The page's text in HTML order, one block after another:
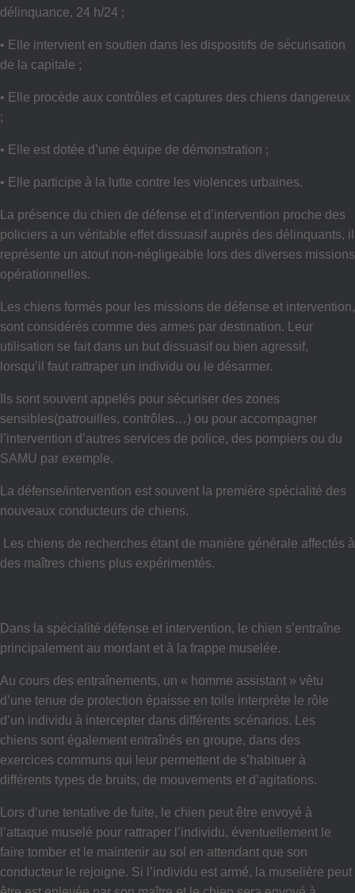
délinquance, 24 h/24 ;
• Elle intervient en soutien dans les dispositifs de sécurisation
de la capitale ;
• Elle procède aux contrôles et captures des chiens dangereux
;
• Elle est dotée d’une équipe de démonstration ;
• Elle participe à la lutte contre les violences urbaines.
La présence du chien de défense et d’intervention proche des
policiers a un véritable effet dissuasif auprès des délinquants, il
représente un atout non-négligeable lors des diverses missions
opérationnelles.
Les chiens formés pour les missions de défense et intervention,
sont considérés comme des armes par destination. Leur
utilisation se fait dans un but dissuasif ou bien agressif,
lorsqu’il faut rattraper un individu ou le désarmer.
Ils sont souvent appelés pour sécuriser des zones
sensibles(patrouilles, contrôles…) ou pour accompagner
l’intervention d’autres services de police, des pompiers ou du
SAMU par exemple.
La défense/intervention est souvent la première spécialité des
nouveaux conducteurs de chiens.
Les chiens de recherches étant de manière générale affectés à
des maîtres chiens plus expérimentés.
Dans la spécialité défense et intervention, le chien s’entraîne
principalement au mordant et à la frappe muselée.
Au cours des entraînements, un « homme assistant » vêtu
d’une tenue de protection épaisse en toile interprète le rôle
d’un individu à intercepter dans différents scénarios. Les
chiens sont également entraînés en groupe, dans des
exercices communs qui leur permettent de s’habituer à
différents types de bruits, de mouvements et d’agitations.
Lors d’une tentative de fuite, le chien peut être envoyé à
l’attaque muselé pour rattraper l’individu, éventuellement le
faire tomber et le maintenir au sol en attendant que son
conducteur le rejoigne. Si l’individu est armé, la muselière peut